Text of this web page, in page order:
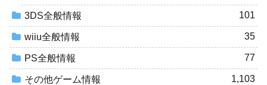
3DS全般情報 101
wiiu全般情報 35
PS全般情報 77
その他ゲーム情報 1,103